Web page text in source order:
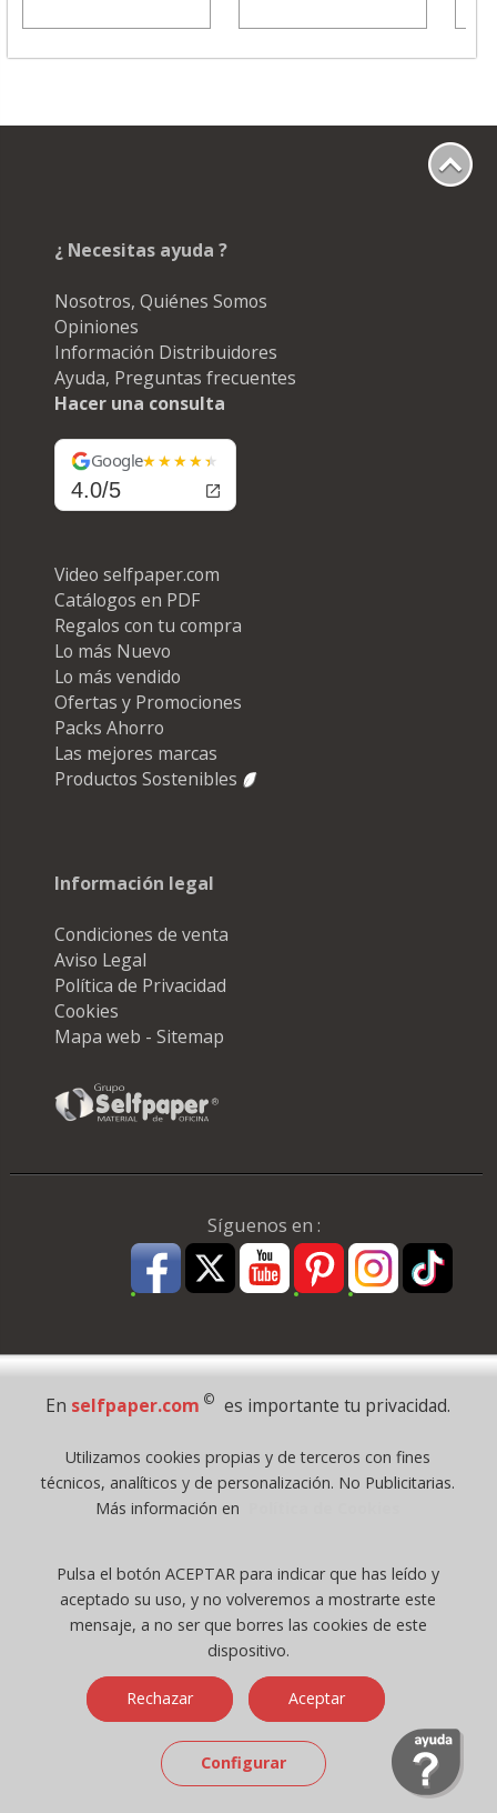
¿ Necesitas ayuda ?
Nosotros, Quiénes Somos
Opiniones
Información Distribuidores
Ayuda, Preguntas frecuentes
Hacer una consulta
Google
4.0/5
Video selfpaper.com
Catálogos en PDF
Regalos con tu compra
Lo más Nuevo
Lo más vendido
Ofertas y Promociones
Packs Ahorro
Las mejores marcas
Productos Sostenibles
Información legal
Condiciones de venta
Aviso Legal
Política de Privacidad
Cookies
Mapa web - Sitemap
Síguenos en :
Pago Seguro
Todos los derechos reservados
©selfpaper.com, y las webs de ©gruposelfpaper.org están gestionadas, y
Registro Mercantil de Valencia ( España ) CEE:
Tomo 7263, Libro 4565, Folio 1, Sección 8, Hoja V-85203.
Móvil / Tablet - Bot mozilla/5.0 (linux; android 14; pixel 8)
applewebkit/537.36 (khtml, like gecko) chrome/131.0.0.0 mobile
Chrome
Ip: 216.73.217.95 -
↑ 896 → 448 ppp
En selfpaper.com © es importante tu privacidad.
Utilizamos cookies propias y de terceros con fines
técnicos, analíticos y de personalización. No Publicitarias.
Más información en
Pulsa el botón ACEPTAR para indicar que has leído y
aceptado su uso, y no volveremos a mostrarte este
mensaje, a no ser que borres las cookies de este
dispositivo.
Rechazar Aceptar
Configurar